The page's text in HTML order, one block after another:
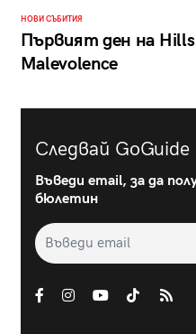
НОВИ СЪБИТИЯ
Първият ден на Hills
Malevolence
Следвай GoGuide
Въведи email, за да
бюлетин